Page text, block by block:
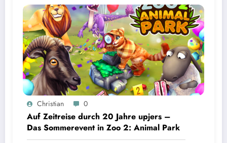
Christian 0
Auf Zeitreise durch 20 Jahre upjers –
Das Sommerevent in Zoo 2: Animal Park